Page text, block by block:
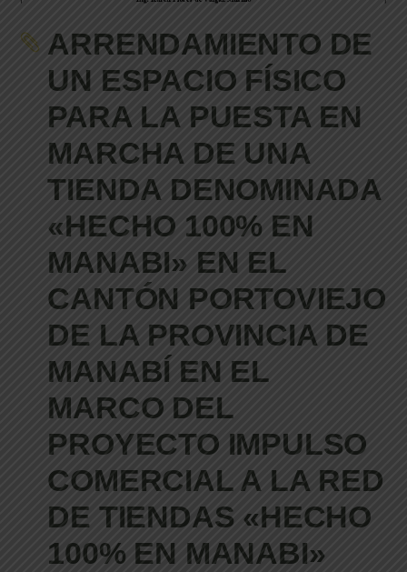
ARRENDAMIENTO DE
UN ESPACIO FÍSICO
PARA LA PUESTA EN
MARCHA DE UNA
TIENDA DENOMINADA
«HECHO 100% EN
MANABI» EN EL
CANTÓN PORTOVIEJO
DE LA PROVINCIA DE
MANABÍ EN EL
MARCO DEL
PROYECTO IMPULSO
COMERCIAL A LA RED
DE TIENDAS «HECHO
100% EN MANABI»